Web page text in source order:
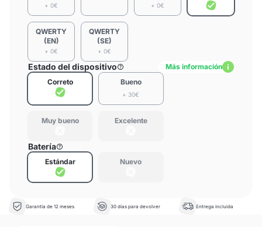
+ 0€ + 0€
QWERTY
(EN)
+ 0€
QWERTY
(SE)
+ 0€
Estado del dispositivo
Más información
Correto
Bueno
+ 30€
Muy bueno Excelente
Batería
Estándar Nuevo
Garantía de 12 meses 30 días para devolver Entrega incluida